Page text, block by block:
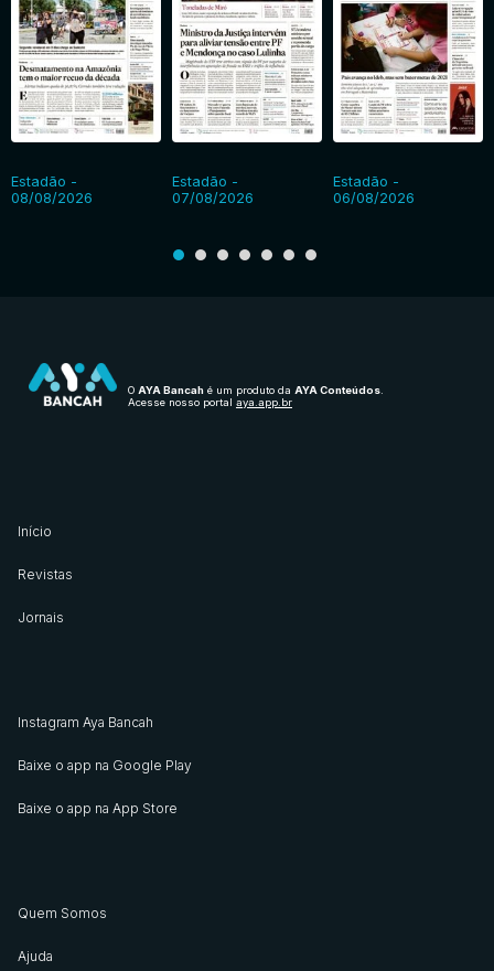
Estadão -
08/08/2026
Estadão -
07/08/2026
Estadão -
06/08/2026
O AYA Bancah é um produto da AYA Conteúdos.
Acesse nosso portal aya.app.br
Início
Revistas
Jornais
Instagram Aya Bancah
Baixe o app na Google Play
Baixe o app na App Store
Quem Somos
Ajuda